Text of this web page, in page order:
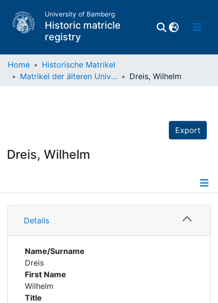
University of Bamberg
Historic matricle
registry
Home
Historische Matrikel
Matrikel der älteren Universität
Dreis, Wilhelm
Export
Dreis, Wilhelm
Details
Details
Name/Surname
Dreis
First Name
Wilhelm
Title